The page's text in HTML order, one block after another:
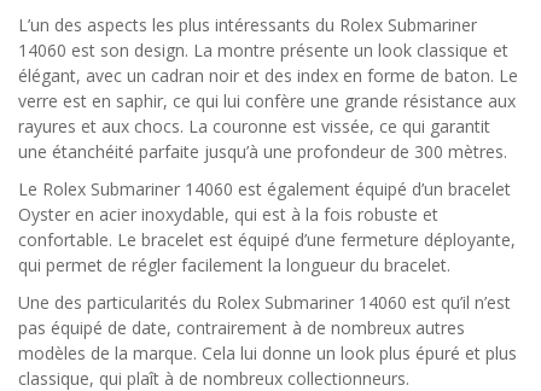
L’un des aspects les plus intéressants du Rolex Submariner
14060 est son design. La montre présente un look classique et
élégant, avec un cadran noir et des index en forme de baton. Le
verre est en saphir, ce qui lui confère une grande résistance aux
rayures et aux chocs. La couronne est vissée, ce qui garantit
une étanchéité parfaite jusqu’à une profondeur de 300 mètres.
Le Rolex Submariner 14060 est également équipé d’un bracelet
Oyster en acier inoxydable, qui est à la fois robuste et
confortable. Le bracelet est équipé d’une fermeture déployante,
qui permet de régler facilement la longueur du bracelet.
Une des particularités du Rolex Submariner 14060 est qu’il n’est
pas équipé de date, contrairement à de nombreux autres
modèles de la marque. Cela lui donne un look plus épuré et plus
classique, qui plaît à de nombreux collectionneurs.